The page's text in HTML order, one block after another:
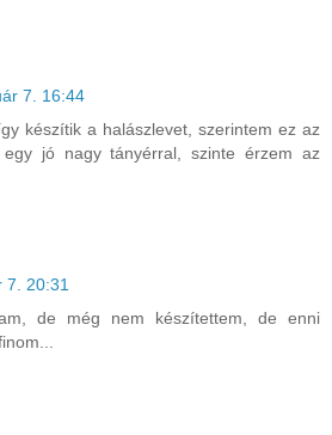
7. 16:44
készítik a halászlevet, szerintem ez az
egy jó nagy tányérral, szinte érzem az
7. 20:31
de még nem készítettem, de enni